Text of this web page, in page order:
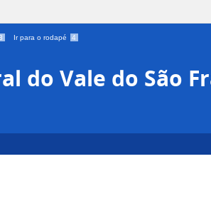
Ir para o rodapé 4
do Vale do São